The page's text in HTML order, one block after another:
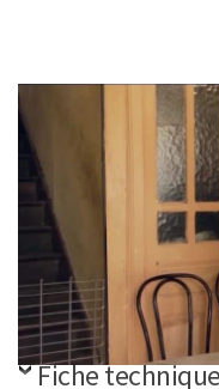
À la rencontre de la
notre envoyé spécial.
Références
Télécharger la
Fiche